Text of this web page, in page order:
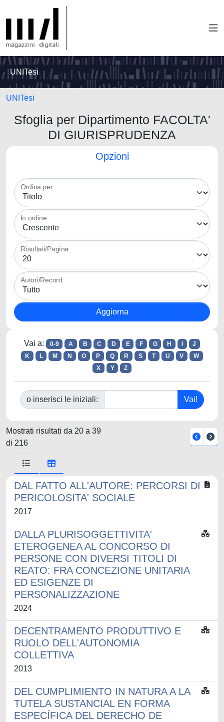
UNITesi
UNITesi
Sfoglia per Dipartimento FACOLTA'
DI GIURISPRUDENZA
Opzioni
Ordina per:
In ordine:
Risultati/Pagina
Autori/Record:
Vai a: 0-9 A B C D E F G H
J
K
L M N O P Q R S T U V
W
X
Y Z
o inserisci le iniziali:
Mostrati risultati da 20 a 39
di 216
DAL FATTO ALL'AUTORE: PERCORSI DI
PERICOLOSITA' SOCIALE
2017
DALLA PLURISOGGETTIVITA'
ETEROGENEA AL CONCORSO DI
PERSONE CON DIVERSI TITOLI DI
REATO: FRA CONCEZIONE UNITARIA
ED ESIGENZE DI
PERSONALIZZAZIONE
2024
DECENTRAMENTO PRODUTTIVO E
RUOLO DELL'AUTONOMIA
COLLETTIVA
2013
DEL CUMPLIMIENTO IN NATURA A LA
TUTELA SUSTANCIAL EN FORMA
ESPECÍFICA DEL DERECHO DE